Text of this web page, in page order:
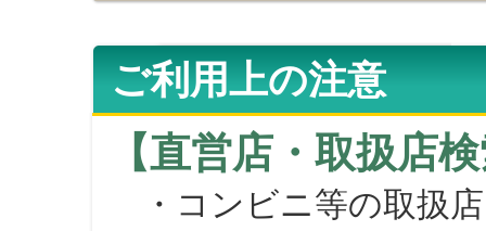
ご利用上の注意
【直営店・取扱店
・コンビニ等の取扱